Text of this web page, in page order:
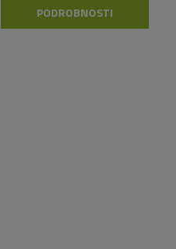
PODROBNOSTI